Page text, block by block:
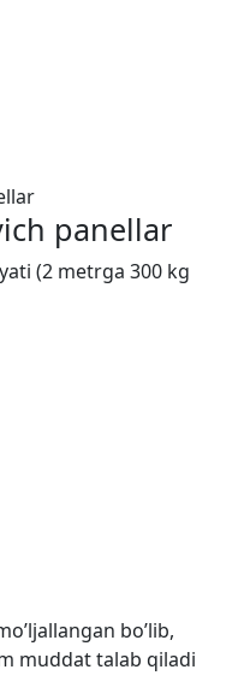
panellar
(2 metrga 300 kg
bo’lib,
muddat talab qiladi